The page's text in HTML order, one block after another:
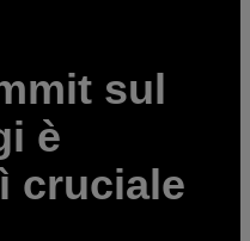
sul
è
cruciale